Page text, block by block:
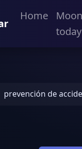
Home
Moon
today
prevención de